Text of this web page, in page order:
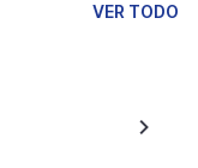
VER TODO